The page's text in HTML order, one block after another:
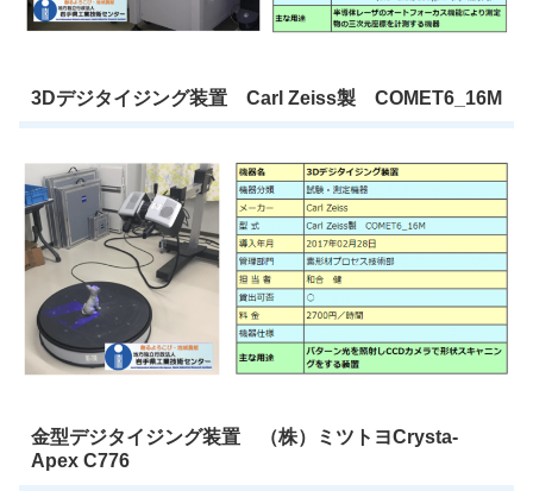
3Dデジタイジング装置 Carl Zeiss製 COMET6_16M
金型デジタイジング装置 （株）ミツトヨCrysta-
Apex C776